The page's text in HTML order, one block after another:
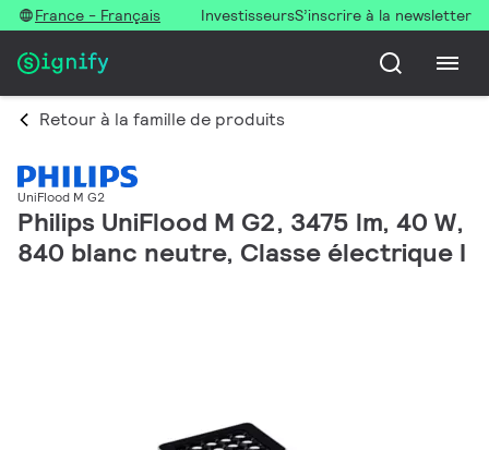
France - Français InvestisseursS’inscrire à la newsletter
Retour à la famille de produits
UniFlood M G2
Philips UniFlood M G2, 3475 lm, 40 W,
840 blanc neutre, Classe électrique I